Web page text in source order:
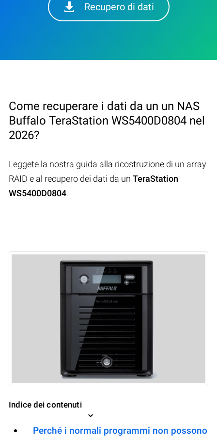
Recupero di dati
Come recuperare i dati da un un NAS
Buffalo TeraStation WS5400D0804 nel
2026?
Leggete la nostra guida alla ricostruzione di un array
RAID e al recupero dei dati da un TeraStation
WS5400D0804.
Indice dei contenuti
Perché i normali programmi non possono